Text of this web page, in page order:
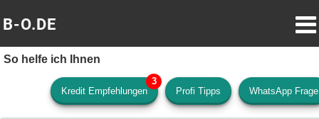
B-O.DE
So helfe ich Ihnen
Kredit Empfehlungen Profi Tipps WhatsApp Frage